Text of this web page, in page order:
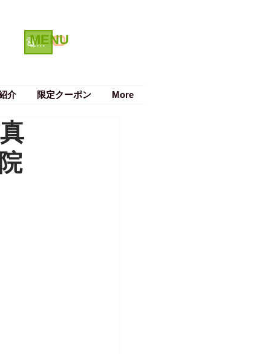
電話で予約する クーポン
MENU
介 限定クーポン More